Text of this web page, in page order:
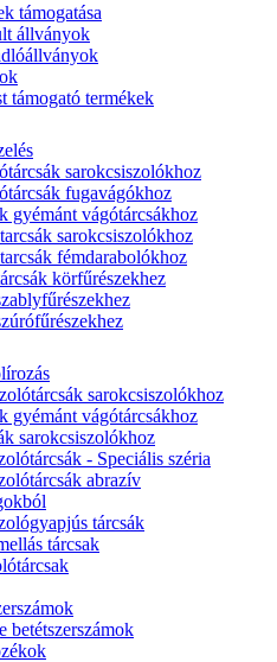
támogatása
állványok
támogató termékek
sarokcsiszolókhoz
fugavágókhoz
gyémánt vágótárcsákhoz
sarokcsiszolókhoz
fémdarabolókhoz
körfűrészekhez
sarokcsiszolókhoz
gyémánt vágótárcsákhoz
sarokcsiszolókhoz
- Speciális széria
abrazív
tárcsák
tárcsak
betétszerszámok